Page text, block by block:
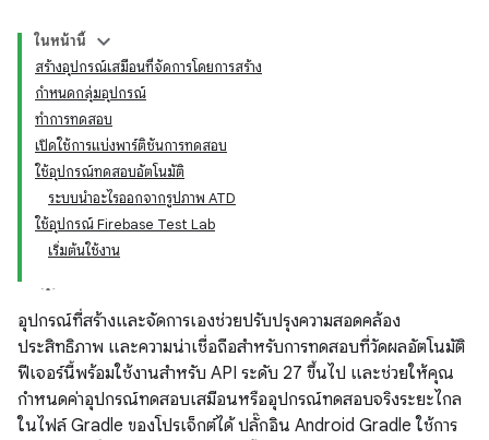
ในหน้านี้
สร้างอุปกรณ์เสมือนที่จัดการโดยการสร้าง
กำหนดกลุ่มอุปกรณ์
ทำการทดสอบ
เปิดใช้การแบ่งพาร์ติชันการทดสอบ
ใช้อุปกรณ์ทดสอบอัตโนมัติ
ระบบนำอะไรออกจากรูปภาพ ATD
ใช้อุปกรณ์ Firebase Test Lab
เริ่มต้นใช้งาน
อุปกรณ์ที่สร้างและจัดการเองช่วยปรับปรุงความสอดคล้อง
ประสิทธิภาพ และความน่าเชื่อถือสำหรับการทดสอบที่วัดผลอัตโนมัติ
ฟีเจอร์นี้พร้อมใช้งานสำหรับ API ระดับ 27 ขึ้นไป และช่วยให้คุณ
กำหนดค่าอุปกรณ์ทดสอบเสมือนหรืออุปกรณ์ทดสอบจริงระยะไกล
ในไฟล์ Gradle ของโปรเจ็กต์ได้ ปลั๊กอิน Android Gradle ใช้การ